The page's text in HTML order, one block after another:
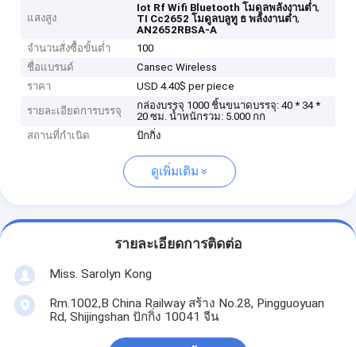
แสงสูง
Iot Rf Wifi Bluetooth โมดูลพลังงานต่ำ,
TI Cc2652 โมดูลบลูทู ธ พลังงานต่ำ,
AN2652RBSA-A
จำนวนสั่งซื้อขั้นต่ำ
100
ชื่อแบรนด์
Cansec Wireless
ราคา
USD 4.40$ per piece
รายละเอียดการบรรจุ
กล่องบรรจุ 1000 ชิ้นขนาดบรรจุ: 40 * 34 *
20 ซม. น้ำหนักรวม: 5.000 กก
สถานที่กำเนิด
ปักกิ่ง
ดูเพิ่มเติม
รายละเอียดการติดต่อ
Miss. Sarolyn Kong
Rm.1002,B China Railway สร้าง No.28, Pingguoyuan
Rd, Shijingshan ปักกิ่ง 10041 จีน